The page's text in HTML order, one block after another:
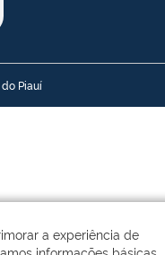
Piauí
a experiência de